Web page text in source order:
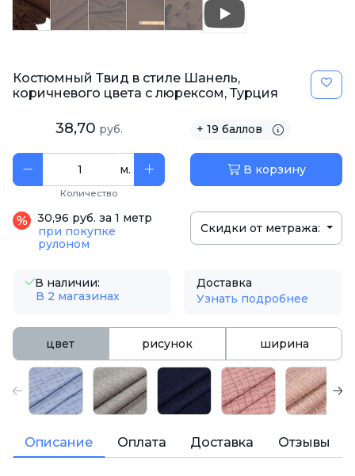
Костюмный Твид в стиле Шанель,
коричневого цвета с люрексом, Турция
38,70 руб. + 19 баллов
м.
Количество
В корзину
30,96 руб. за 1 метр
при покупке
рулоном
Скидки от метража:
В наличии:
В 2 магазинах
Доставка
Узнать подробнее
цвет рисунок ширина
Описание Оплата Доставка Отзывы